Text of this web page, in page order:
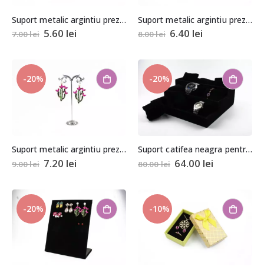
Suport metalic argintiu prezentare cercei
7.00lei 5.60 lei
Suport metalic argintiu prezentare cercei
8.00lei 6.40 lei
-20%
Suport metalic argintiu prezentare cercei
9.00lei 7.20 lei
-20%
Suport catifea neagra pentru prezentare bratari sau ceasuri 24x27cm
80.00lei 64.00 lei
-20% -10%